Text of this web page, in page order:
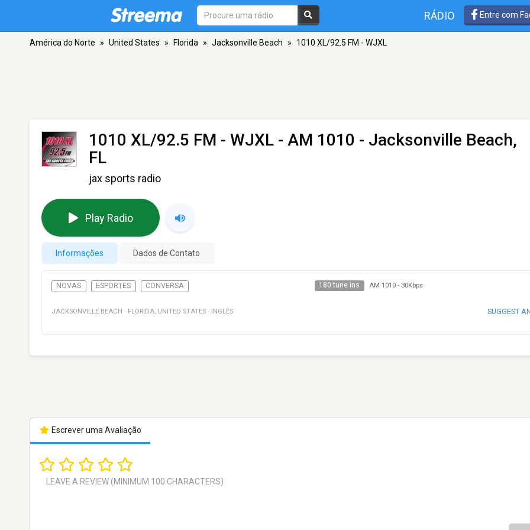
RÁDIO Entre com
América do Norte » United States » Florida » Jacksonville Beach » 1010 XL/92.5 FM - WJXL
1010 XL/92.5 FM - WJXL - AM 1010 - Jacksonville Beach,
FL
jax sports radio
Play Radio
Informações Dados de Contato
NOVAS ESPORTES CONVERSA 180 tune ins AM 1010- 30Kbps
JACKSONVILLE BEACH · FLORIDA, UNITED STATES · INGLÊS SUGGEST
Escrever uma Avaliação